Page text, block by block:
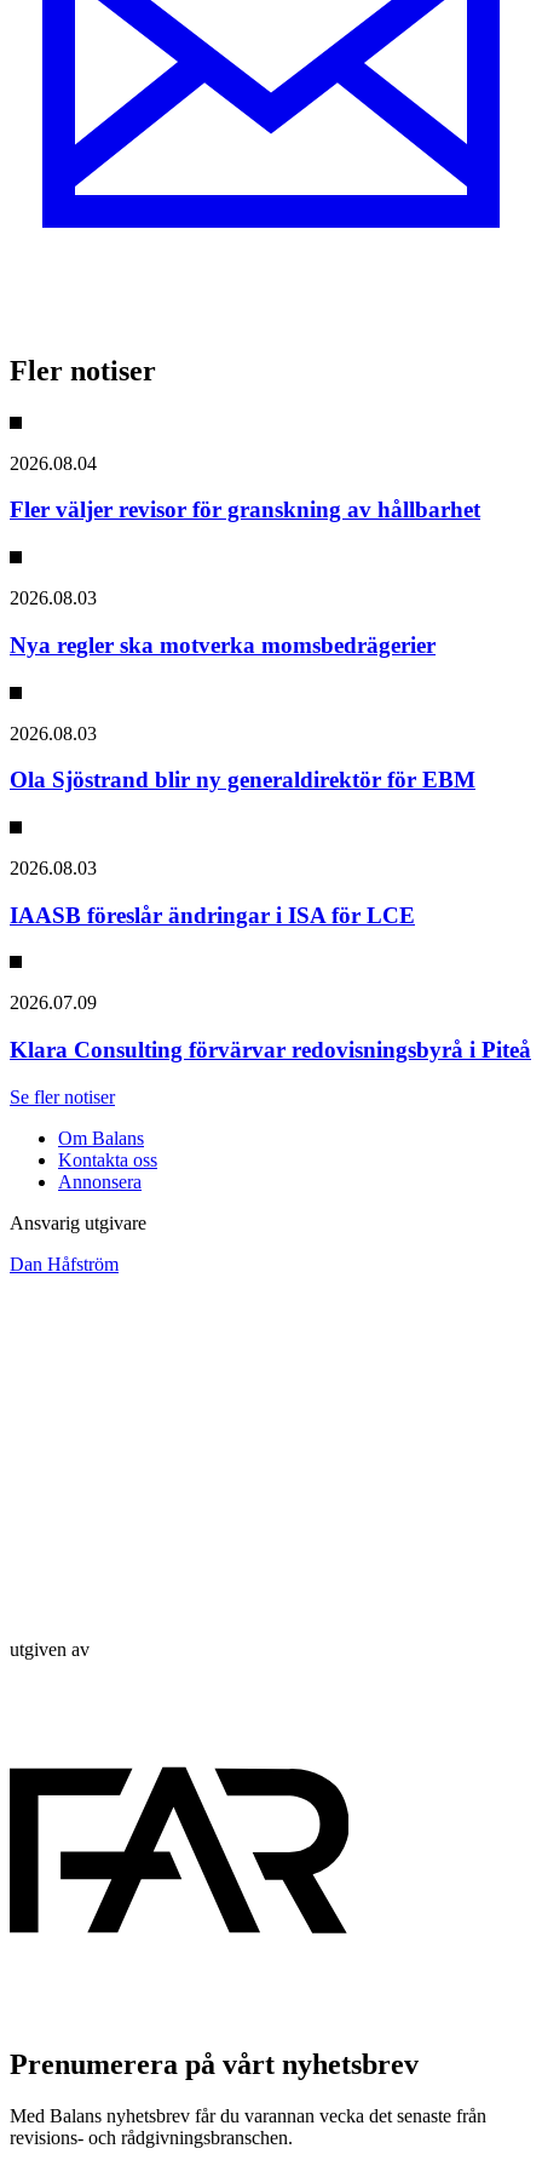
Fler notiser
2026.08.04
Fler väljer revisor för granskning av hållbarhet
2026.08.03
Nya regler ska motverka momsbedrägerier
2026.08.03
Ola Sjöstrand blir ny generaldirektör för EBM
2026.08.03
IAASB föreslår ändringar i ISA för LCE
2026.07.09
Klara Consulting förvärvar redovisningsbyrå i Piteå
Se fler notiser
Om Balans
Kontakta oss
Annonsera
Ansvarig utgivare
Dan Håfström
utgiven av
Prenumerera på vårt nyhetsbrev
Med Balans nyhetsbrev får du varannan vecka det senaste från
revisions- och rådgivningsbranschen.